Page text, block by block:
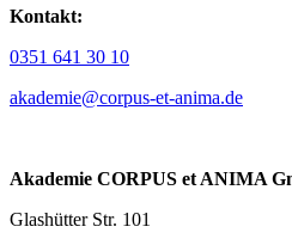
Kontakt:
0351 641 30 10
akademie@corpus-et-anima.de
Akademie CORPUS et ANIMA
Glashütter Str. 101